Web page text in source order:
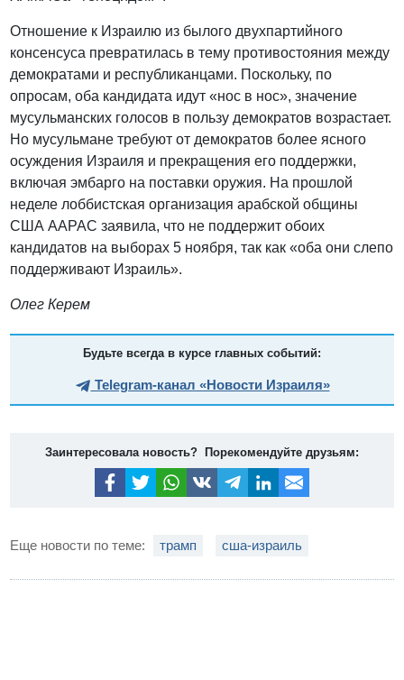
Отношение к Израилю из былого двухпартийного
консенсуса превратилась в тему противостояния между
демократами и республиканцами. Поскольку, по
опросам, оба кандидата идут «нос в нос», значение
мусульманских голосов в пользу демократов возрастает.
Но мусульмане требуют от демократов более ясного
осуждения Израиля и прекращения его поддержки,
включая эмбарго на поставки оружия. На прошлой
неделе лоббистская организация арабской общины
США AAPAC заявила, что не поддержит обоих
кандидатов на выборах 5 ноября, так как «оба они слепо
поддерживают Израиль».
Олег Керем
Будьте всегда в курсе главных событий:
Telegram-канал «Новости Израиля»
Заинтересовала новость? Порекомендуйте друзьям:
Еще новости по теме: трамп сша-израиль